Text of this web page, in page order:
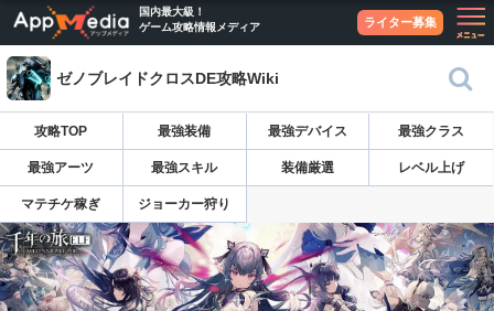
国内最大級！
ゲーム攻略情報メディア
ライター募集
ゼノブレイドクロスDE攻略Wiki
攻略TOP 最強装備 最強デバイス 最強クラス
最強アーツ 最強スキル 装備厳選 レベル上げ
マテチケ稼ぎ ジョーカー狩り